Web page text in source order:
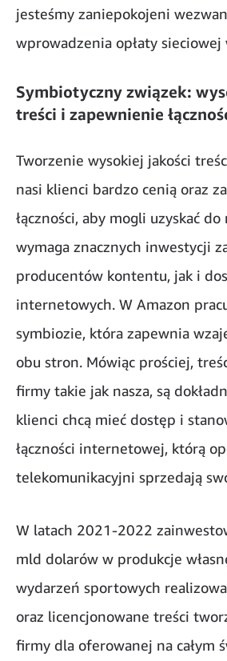
jesteśmy zaniepokojeni
wprowadzenia opłaty sieciowej
Symbiotyczny związek:
treści i zapewnienie
Tworzenie wysokiej jakości
nasi klienci bardzo cenią oraz
łączności, aby mogli uzyskać
wymaga znacznych inwestycji
producentów kontentu, jak i
internetowych. W Amazon
symbiozie, która zapewnia
obu stron. Mówiąc prościej,
firmy takie jak nasza, są
klienci chcą mieć dostęp i
łączności internetowej, którą
telekomunikacyjni sprzedają
W latach 2021-2022
mld dolarów w produkcje
wydarzeń sportowych
oraz licencjonowane treści
firmy dla oferowanej na całym